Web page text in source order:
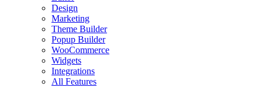
Design
Marketing
Theme Builder
Popup Builder
WooCommerce
Widgets
Integrations
All Features